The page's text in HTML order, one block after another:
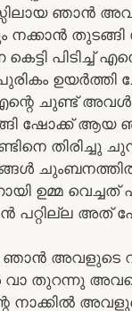
ഞാൻ
നക്കാൻ തുടങ്ങി
പിടിച്ച്
ഉയർത്തി
എന്റെ ചുണ്ട്
ഷോക്ക് ആയ
തിരിച്ചു
ഉമ്മ വെച്ചത്
പറ്റില്ല അത്
ഞാൻ അവളുടെ
വാ തുറന്നു
നാക്കിൽ